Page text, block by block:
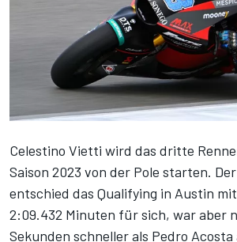
Celestino Vietti wird das dritte
Saison 2023 von der Pole starten.
entschied das Qualifying in Austin
2:09.432 Minuten für sich, war aber
Sekunden schneller als Pedro